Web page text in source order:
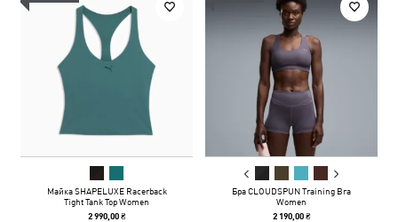
Майка SHAPELUXE Racerback
Tight Tank Top Women
2 990,00 ₴
Бра CLOUDSPUN Training Bra
Women
2 190,00 ₴